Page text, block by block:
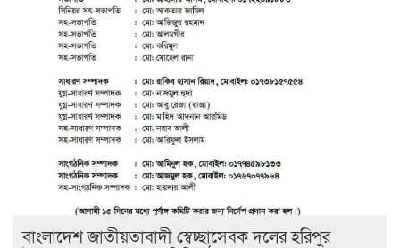
বাংলাদেশ জাতীয়তাবাদী স্বেচ্ছাসেবক দলের হরিপুর